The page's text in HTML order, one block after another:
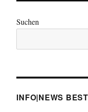
Suchen
INFO|NEWS